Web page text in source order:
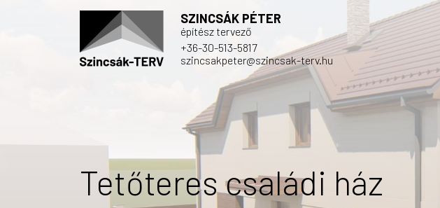
SZINCSÁK PÉTER
építész tervező
+36-30-513-5817
szincsakpeter@szincsak-terv.hu
Tetőteres családi ház